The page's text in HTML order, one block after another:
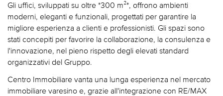
Gli uffici, sviluppati su oltre *300 m²*, offrono ambienti
moderni, eleganti e funzionali, progettati per garantire la
migliore esperienza a clienti e professionisti. Gli spazi sono
stati concepiti per favorire la collaborazione, la consulenza e
l'innovazione, nel pieno rispetto degli elevati standard
organizzativi del Gruppo.
Centro Immobiliare vanta una lunga esperienza nel mercato
immobiliare varesino e, grazie all'integrazione con RE/MAX